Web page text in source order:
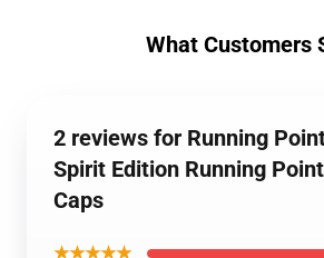
What Customers
2 reviews for Running
Spirit Edition Running
Caps
★★★★★